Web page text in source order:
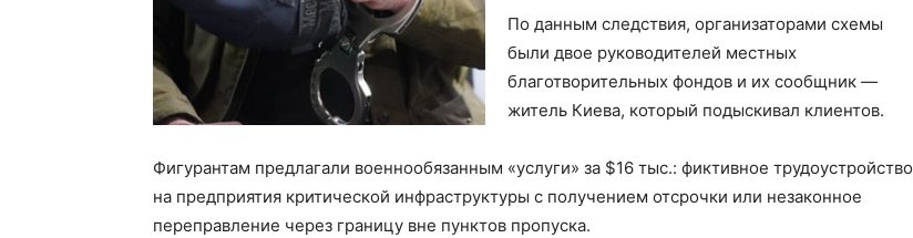
По данным следствия, организаторами схемы
были двое руководителей местных
благотворительных фондов и их сообщник —
житель Киева, который подыскивал клиентов.
Фигурантам предлагали военнообязанным «услуги» за $16 тыс.: фиктивное трудоустройство
на предприятия критической инфраструктуры с получением отсрочки или незаконное
переправление через границу вне пунктов пропуска.